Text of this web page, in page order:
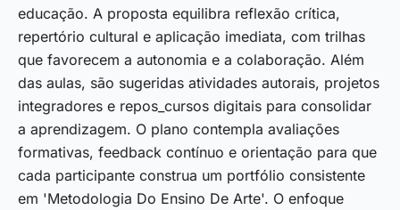
educação. A proposta equilibra reflexão crítica,
repertório cultural e aplicação imediata, com trilhas
que favorecem a autonomia e a colaboração. Além
das aulas, são sugeridas atividades autorais, projetos
integradores e repos_cursos digitais para consolidar
a aprendizagem. O plano contempla avaliações
formativas, feedback contínuo e orientação para que
cada participante construa um portfólio consistente
em 'Metodologia Do Ensino De Arte'. O enfoque